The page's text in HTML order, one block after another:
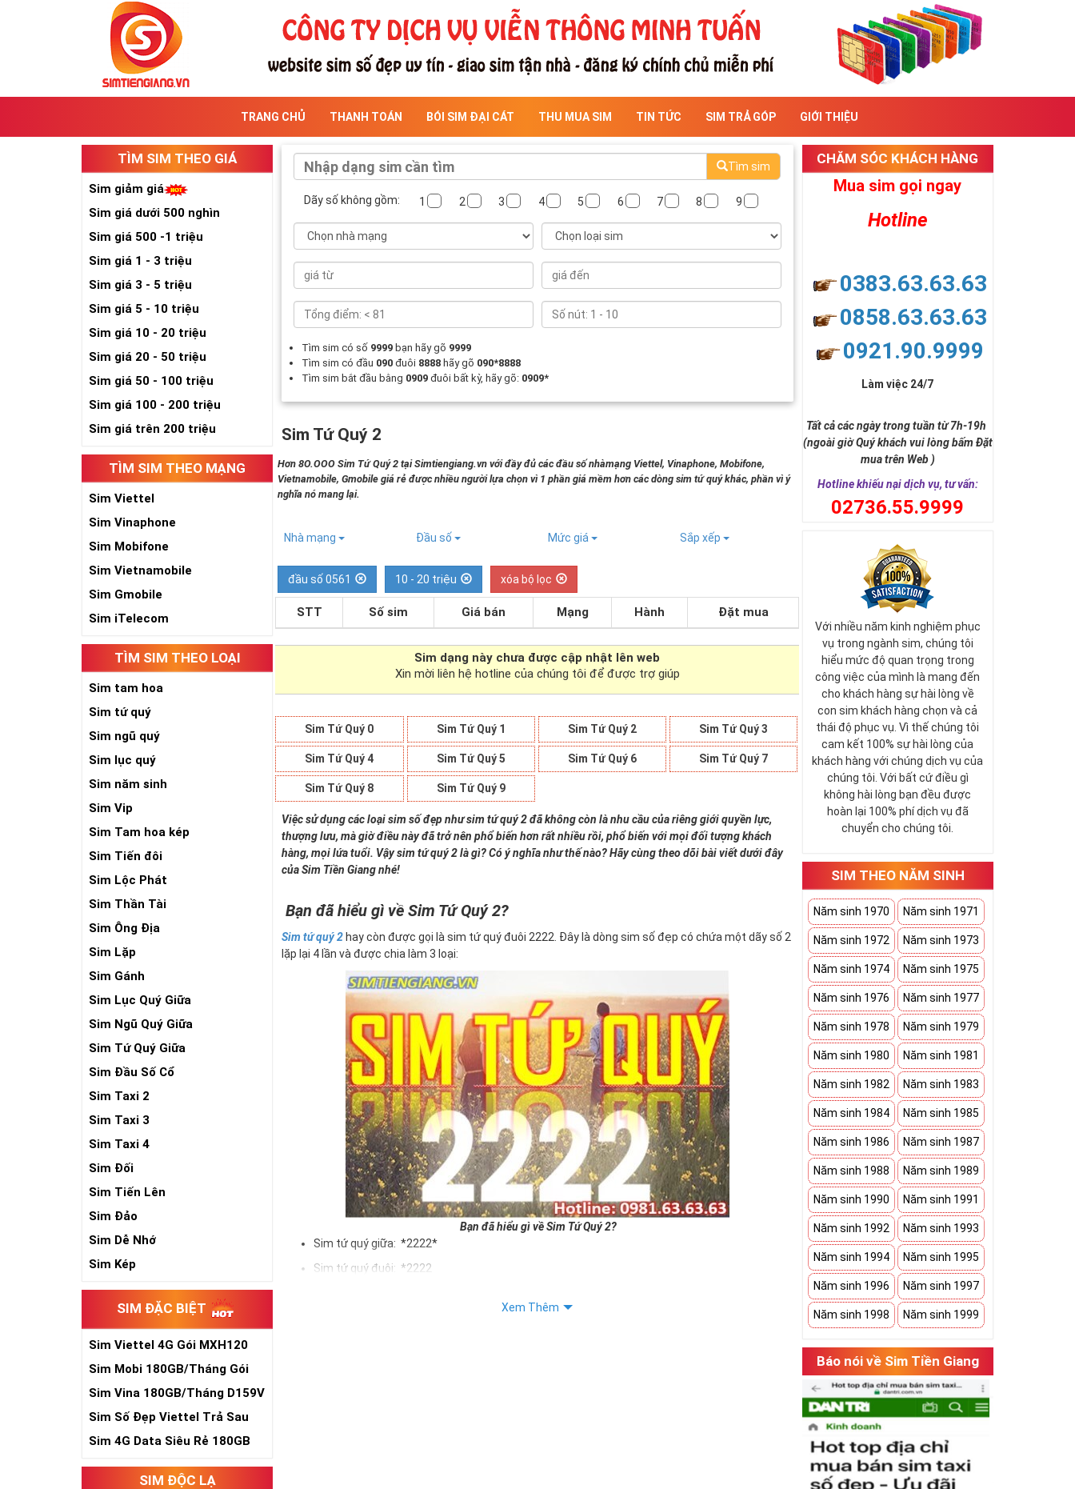
TRANG CHỦ THANH TOÁN BÓI SIM ĐẠI CÁT THU MUA SIM TIN TỨC SIM TRẢ GÓP GIỚI THIỆU
TÌM SIM THEO GIÁ
Sim giảm giá
Sim giá dưới 500 nghìn
Sim giá 500 -1 triệu
Sim giá 1 - 3 triệu
Sim giá 3 - 5 triệu
Sim giá 5 - 10 triệu
Sim giá 10 - 20 triệu
Sim giá 20 - 50 triệu
Sim giá 50 - 100 triệu
Sim giá 100 - 200 triệu
Sim giá trên 200 triệu
TÌM SIM THEO MẠNG
Sim Viettel
Sim Vinaphone
Sim Mobifone
Sim Vietnamobile
Sim Gmobile
Sim iTelecom
TÌM SIM THEO LOẠI
Sim tam hoa
Sim tứ quý
Sim ngũ quý
Sim lục quý
Sim năm sinh
Sim Vip
Sim Tam hoa kép
Sim Tiến đôi
Sim Lộc Phát
Sim Thần Tài
Sim Ông Địa
Sim Lặp
Sim Gánh
Sim Lục Quý Giữa
Sim Ngũ Quý Giữa
Sim Tứ Quý Giữa
Sim Đầu Số Cổ
Sim Taxi 2
Sim Taxi 3
Sim Taxi 4
Sim Đối
Sim Tiến Lên
Sim Đảo
Sim Dễ Nhớ
Sim Kép
SIM ĐẶC BIỆT
Sim Viettel 4G Gói MXH120
Siêu Rẻ
Sim Mobi 180GB/Tháng Gói
TK159
Sim Vina 180GB/Tháng D159V
Sim Số Đẹp Viettel Trả Sau
Sim 4G Data Siêu Rẻ 180GB
SIM ĐỘC LẠ
Tìm sim
Dãy số không gồm: 1 2 3 4 5 6 7 8 9
Tìm sim có số 9999 bạn hãy gõ 9999
Tìm sim có đầu 090đuôi 8888 hãy gõ 090*8888
Tìm sim bắt đầu bằng 0909 đuôi bất kỳ, hãy gõ: 0909*
Sim Tứ Quý 2
Hơn 8O.OOO Sim Tứ Quý 2 tại Simtiengiang.vn với đầy đủ các đầu số nhàmạng Viettel, Vinaphone, Mobifone,
Vietnamobile, Gmobile giá rẻ được nhiều người lựa chọn vì 1 phần giá mềm hơn các dòng sim tứ quý khác, phần vì ý
nghĩa nó mang lại.
Nhà mạng Đầu số Mức giá Sắp xếp
đầu số 0561 10 - 20 triệu xóa bộ lọc
STT Số sim Giá bán Mạng Hành Đặt mua
Sim dạng này chưa được cập nhật lên web
Xin mời liên hệ hotline của chúng tôi để được trợ giúp
Sim Tứ Quý 0 Sim Tứ Quý 1 Sim Tứ Quý 2 Sim Tứ Quý 3
Sim Tứ Quý 4 Sim Tứ Quý 5 Sim Tứ Quý 6 Sim Tứ Quý 7
Sim Tứ Quý 8 Sim Tứ Quý 9
Việc sử dụng các loại sim số đẹp như sim tứ quý 2 đã không còn là nhu cầu của riêng giới quyền lực,
thượng lưu, mà giờ điều này đã trở nên phổ biến hơn rất nhiều rồi, phổ biến với mọi đối tượng khách
hàng, mọi lứa tuổi. Vậy sim tứ quý 2 là gì? Có ý nghĩa như thế nào? Hãy cùng theo dõi bài viết dưới đây
của Sim Tiền Giang nhé!
Bạn đã hiểu gì về Sim Tứ Quý 2?
Sim tứ quý 2 hay còn được gọi là sim tứ quý đuôi 2222. Đây là dòng sim số đẹp có chứa một dãy số 2
lặp lại 4 lần và được chia làm 3 loại:
Bạn đã hiểu gì về Sim Tứ Quý 2?
Sim tứ quý giữa: *2222*
Sim tứ quý đuôi: *2222
Xem Thêm
CHĂM SÓC KHÁCH HÀNG
Mua sim gọi ngay
Hotline
0383.63.63.63
0858.63.63.63
0921.90.9999
Làm việc 24/7
Tất cả các ngày trong tuần từ 7h-19h
(ngoài giờ Quý khách vui lòng bấm Đặt
mua trên Web )
Hotline khiếu nại dịch vụ, tư vấn:
02736.55.9999
Với nhiều năm kinh nghiệm phục
vụ trong ngành sim, chúng tôi
hiểu mức độ quan trọng trong
công việc của mình là mang đến
cho khách hàng sự hài lòng về
con sim khách hàng chọn và cả
thái độ phục vụ. Vì thế chúng tôi
cam kết 100% sự hài lòng của
khách hàng với chúng dịch vụ của
chúng tôi. Với bất cứ điều gì
không hài lòng bạn đều được
hoàn lại 100% phí dịch vụ đã
chuyển cho chúng tôi.
SIM THEO NĂM SINH
Năm sinh 1970 Năm sinh 1971
Năm sinh 1972 Năm sinh 1973
Năm sinh 1974 Năm sinh 1975
Năm sinh 1976 Năm sinh 1977
Năm sinh 1978 Năm sinh 1979
Năm sinh 1980 Năm sinh 1981
Năm sinh 1982 Năm sinh 1983
Năm sinh 1984 Năm sinh 1985
Năm sinh 1986 Năm sinh 1987
Năm sinh 1988 Năm sinh 1989
Năm sinh 1990 Năm sinh 1991
Năm sinh 1992 Năm sinh 1993
Năm sinh 1994 Năm sinh 1995
Năm sinh 1996 Năm sinh 1997
Năm sinh 1998 Năm sinh 1999
Báo nói về Sim Tiền Giang